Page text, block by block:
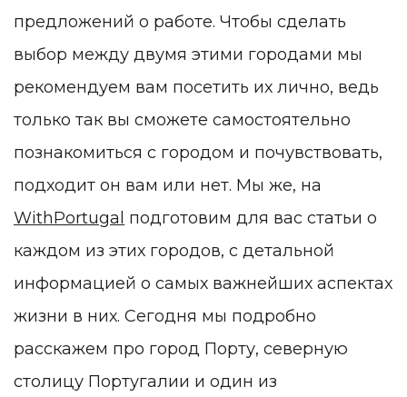
предложений о работе. Чтобы сделать
выбор между двумя этими городами мы
рекомендуем вам посетить их лично, ведь
только так вы сможете самостоятельно
познакомиться с городом и почувствовать,
подходит он вам или нет. Мы же, на
WithPortugal подготовим для вас статьи о
каждом из этих городов, с детальной
информацией о самых важнейших аспектах
жизни в них. Сегодня мы подробно
расскажем про город Порту, северную
столицу Португалии и один из